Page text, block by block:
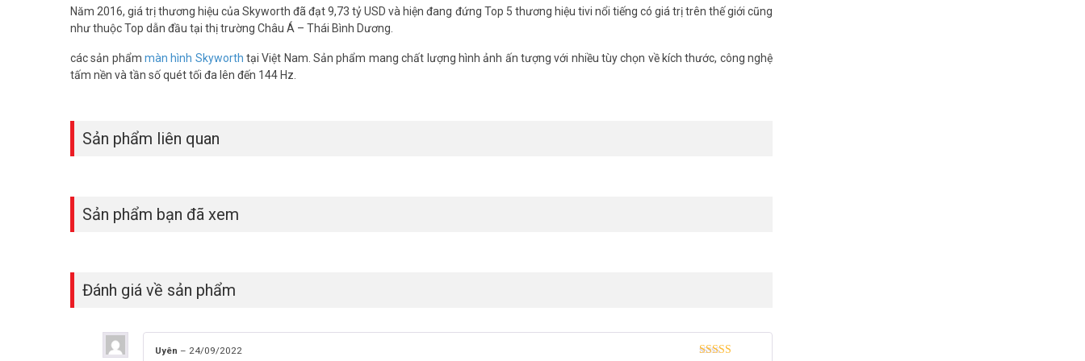
Năm 2016, giá trị thương hiệu của Skyworth đã đạt 9,73 tỷ USD và hiện đang đứng Top 5 thương hiệu tivi nổi tiếng có giá trị trên thế giới cũng
như thuộc Top dẫn đầu tại thị trường Châu Á – Thái Bình Dương.
các sản phẩmmàn hình Skyworth tại Việt Nam. Sản phẩm mang chất lượng hình ảnh ấn tượng với nhiều tùy chọn về kích thước, công nghệ
tấm nền và tần số quét tối đa lên đến 144 Hz.
Sản phẩm liên quan
Sản phẩm bạn đã xem
Đánh giá về sản phẩm
Uyên – 24/09/2022